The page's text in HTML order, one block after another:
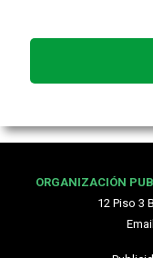
ORGANIZACIÓN
12 Piso 3